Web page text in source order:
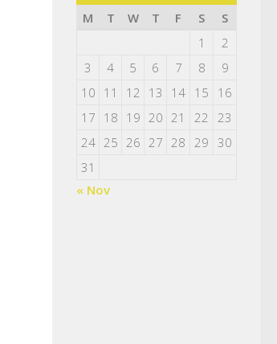
M
T W T F S
S
1
2
3
4 5 6 7 8
9
10 11 12 13 14 15
16
17 18 19 20 21 22 23
24 25 26 27 28 29 30
31
« Nov